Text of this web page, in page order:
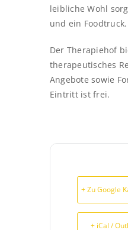
leibliche Wohl
und ein Foodtruck.
Der Therapiehof
therapeutisches
Angebote sowie
Eintritt ist frei.
+ Zu Google
+ iCal /